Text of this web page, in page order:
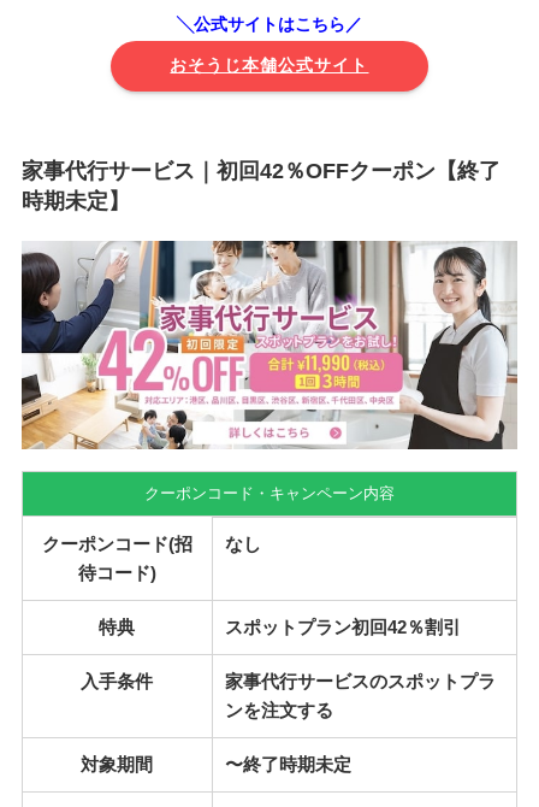
╲公式サイトはこちら／
おそうじ本舗公式サイト
家事代行サービス｜初回42％OFFクーポン【終了
時期未定】
クーポンコード・キャンペーン内容
クーポンコード(招
待コード)
なし
特典 スポットプラン初回42％割引
入手条件
家事代行サービスのスポットプラ
ンを注文する
対象期間 〜終了時期未定